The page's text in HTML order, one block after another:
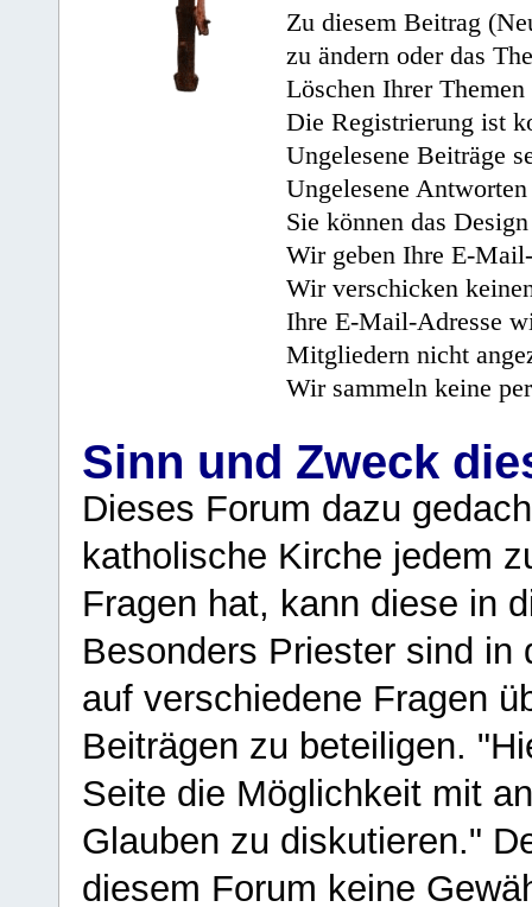
Zu diesem Beitrag
zu ändern oder das
Löschen Ihrer
Die Registrierung ist
Ungelesene Beiträge
Ungelesene
Sie können das
Wir geben Ihre E-
Wir verschicken
Ihre E-Mail-Adresse
Mitgliedern nicht
Wir sammeln keine
Sinn und Zweck
Dieses Forum dazu
katholische Kirche jedem
Fragen hat, kann diese in
Besonders Priester sind in
auf verschiedene Fragen
Beiträgen zu beteiligen.
Seite die Möglichkeit mit
Glauben zu diskutieren."
diesem Forum keine